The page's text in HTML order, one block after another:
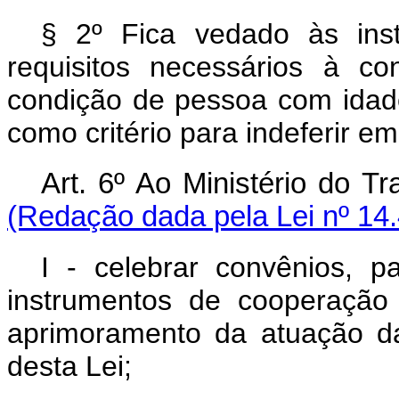
§ 2º Fica vedado às
requisitos necessários à
condição de pessoa com
como critério para indeferir
Art. 6º Ao Ministério do
(Redação dada pela Lei nº
I - celebrar convênios,
instrumentos de
aprimoramento da atuação
desta Lei;